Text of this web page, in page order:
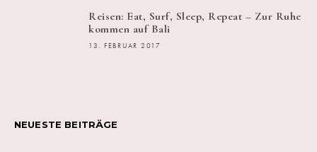
Reisen: Eat, Surf, Sleep, Repeat – Zur Ruhe
kommen auf Bali
13. FEBRUAR 2017
NEUESTE BEITRÄGE